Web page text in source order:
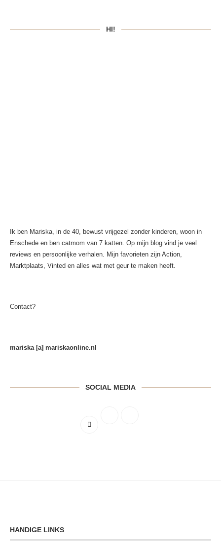
HI!
Ik ben Mariska, in de 40, bewust vrijgezel zonder kinderen, woon in
Enschede en ben catmom van 7 katten. Op mijn blog vind je veel
reviews en persoonlijke verhalen. Mijn favorieten zijn Action,
Marktplaats, Vinted en alles wat met geur te maken heeft.
Contact?
mariska [a] mariskaonline.nl
SOCIAL MEDIA
HANDIGE LINKS